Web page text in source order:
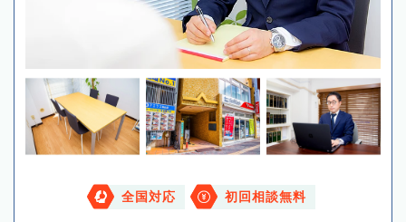
全国対応 初回相談無料